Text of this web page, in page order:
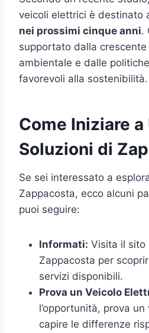
veicoli elettrici è destinato
nei prossimi cinque anni.
supportato dalla
ambientale e dalle
favorevoli alla sostenibilità.
Come Iniziare
Soluzioni di
Se sei interessato a
Zappacosta, ecco alcuni
puoi seguire:
Informati: Visita il sito
Zappacosta per
servizi disponibili.
Prova un Veicolo
l’opportunità, prova
capire le differenze